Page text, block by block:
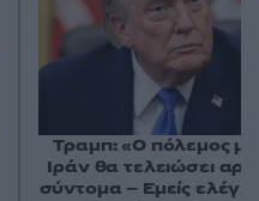
Τραμπ: «Ο πόλεμος με
Ιράν θα τελειώσει
σύντομα – Εμείς